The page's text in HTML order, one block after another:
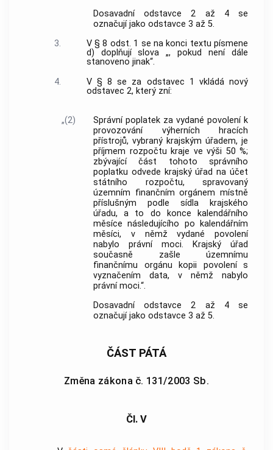
Dosavadní odstavce 2 až 4 se
označují jako odstavce 3 až 5.
3.
V § 8 odst. 1 se na konci textu písmene
d) doplňují slova „, pokud není dále
stanoveno jinak“.
4.
V § 8 se za odstavec 1 vkládá nový
odstavec 2, který zní:
„(2)
Správní poplatek za vydané povolení k
provozování výherních hracích
přístrojů, vybraný krajským úřadem, je
příjmem rozpočtu kraje ve výši 50 %;
zbývající část tohoto správního
poplatku odvede krajský úřad na účet
státního rozpočtu, spravovaný
územním finančním orgánem místně
příslušným podle sídla krajského
úřadu, a to do konce kalendářního
měsíce následujícího po kalendářním
měsíci, v němž vydané povolení
nabylo právní moci. Krajský úřad
současně zašle územnímu
finančnímu orgánu kopii povolení s
vyznačením data, v němž nabylo
právní moci.“.
Dosavadní odstavce 2 až 4 se
označují jako odstavce 3 až 5.
ČÁST PÁTÁ
Změna zákona č. 131/2003 Sb.
Čl. V